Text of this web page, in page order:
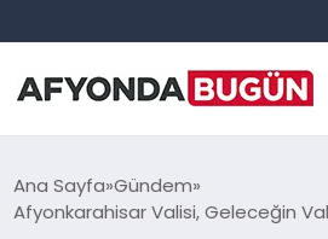
ANASAYFA
Ana Sayfa Gündem
Afyonkarahisar Valisi, Geleceğin